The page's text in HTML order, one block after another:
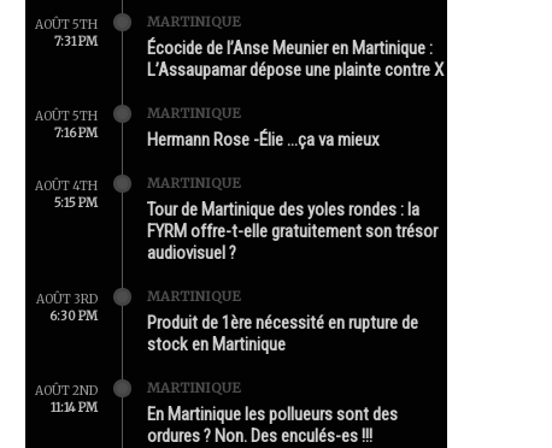
AOÛT 5TH
7:31 PM
MARTINIQUE
Écocide de l’Anse Meunier en Martinique :
L’Assaupamar dépose une plainte contre X
AOÛT 5TH
7:16 PM
MARTINIQUE
Hermann Rose -Élie …ça va mieux
AOÛT 4TH
5:15 PM
MARTINIQUE
Tour de Martinique des yoles rondes : la
FYRM offre-t-elle gratuitement son trésor
audiovisuel ?
AOÛT 3RD
6:30 PM
MARTINIQUE
Produit de 1ère nécessité en rupture de
stock en Martinique
AOÛT 2ND
11:14 PM
MARTINIQUE
En Martinique les pollueurs sont des
ordures ? Non. Des enculés-es !!!